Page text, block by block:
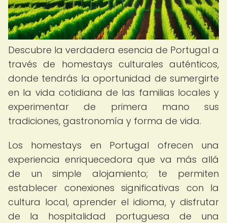
Descubre la verdadera esencia de Portugal a
través de homestays culturales auténticos,
donde tendrás la oportunidad de sumergirte
en la vida cotidiana de las familias locales y
experimentar de primera mano sus
tradiciones, gastronomía y forma de vida.
Los homestays en Portugal ofrecen una
experiencia enriquecedora que va más allá
de un simple alojamiento; te permiten
establecer conexiones significativas con la
cultura local, aprender el idioma, y disfrutar
de la hospitalidad portuguesa de una